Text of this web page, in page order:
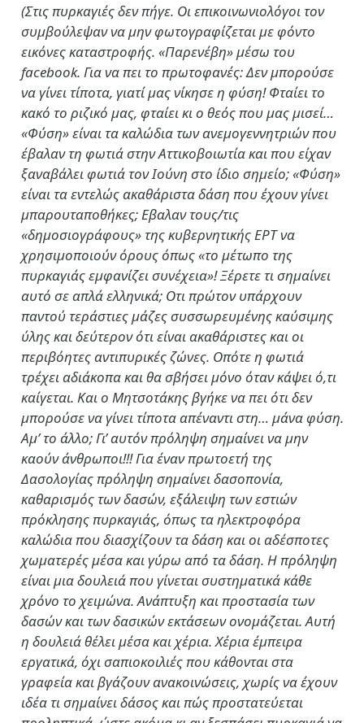
(Στις πυρκαγιές δεν πήγε. Οι επικοινωνιολόγοι τον
συμβούλεψαν να μην φωτογραφίζεται με φόντο
εικόνες καταστροφής. «Παρενέβη» μέσω του
facebook. Για να πει το πρωτοφανές: Δεν μπορούσε
να γίνει τίποτα, γιατί μας νίκησε η φύση! Φταίει το
κακό το ριζικό μας, φταίει κι ο θεός που μας μισεί…
«Φύση» είναι τα καλώδια των ανεμογεννητριών που
έβαλαν τη φωτιά στην Αττικοβοιωτία και που είχαν
ξαναβάλει φωτιά τον Ιούνη στο ίδιο σημείο; «Φύση»
είναι τα εντελώς ακαθάριστα δάση που έχουν γίνει
μπαρουταποθήκες; Εβαλαν τους/τις
«δημοσιογράφους» της κυβερνητικής ΕΡΤ να
χρησιμοποιούν όρους όπως «το μέτωπο της
πυρκαγιάς εμφανίζει συνέχεια»! Ξέρετε τι σημαίνει
αυτό σε απλά ελληνικά; Οτι πρώτον υπάρχουν
παντού τεράστιες μάζες συσσωρευμένης καύσιμης
ύλης και δεύτερον ότι είναι ακαθάριστες και οι
περιβόητες αντιπυρικές ζώνες. Οπότε η φωτιά
τρέχει αδιάκοπα και θα σβήσει μόνο όταν κάψει ό,τι
καίγεται. Και ο Μητσοτάκης βγήκε να πει ότι δεν
μπορούσε να γίνει τίποτα απέναντι στη… μάνα φύση.
Αμ’ το άλλο; Γι’ αυτόν πρόληψη σημαίνει να μην
καούν άνθρωποι!!! Για έναν πρωτοετή της
Δασολογίας πρόληψη σημαίνει δασοπονία,
καθαρισμός των δασών, εξάλειψη των εστιών
πρόκλησης πυρκαγιάς, όπως τα ηλεκτροφόρα
καλώδια που διασχίζουν τα δάση και οι αδέσποτες
χωματερές μέσα και γύρω από τα δάση. Η πρόληψη
είναι μια δουλειά που γίνεται συστηματικά κάθε
χρόνο το χειμώνα. Ανάπτυξη και προστασία των
δασών και των δασικών εκτάσεων ονομάζεται. Αυτή
η δουλειά θέλει μέσα και χέρια. Χέρια έμπειρα
εργατικά, όχι σαπιοκοιλιές που κάθονται στα
γραφεία και βγάζουν ανακοινώσεις, χωρίς να έχουν
ιδέα τι σημαίνει δάσος και πώς προστατεύεται